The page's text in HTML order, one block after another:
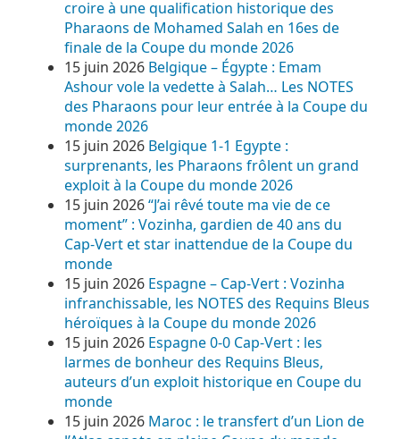
croire à une qualification historique des
Pharaons de Mohamed Salah en 16es de
finale de la Coupe du monde 2026
15 juin 2026 Belgique – Égypte : Emam
Ashour vole la vedette à Salah… Les NOTES
des Pharaons pour leur entrée à la Coupe du
monde 2026
15 juin 2026 Belgique 1-1 Egypte :
surprenants, les Pharaons frôlent un grand
exploit à la Coupe du monde 2026
15 juin 2026“J’ai rêvé toute ma vie de ce
moment” : Vozinha, gardien de 40 ans du
Cap-Vert et star inattendue de la Coupe du
monde
15 juin 2026 Espagne – Cap-Vert : Vozinha
infranchissable, les NOTES des Requins Bleus
héroïques à la Coupe du monde 2026
15 juin 2026 Espagne 0-0 Cap-Vert : les
larmes de bonheur des Requins Bleus,
auteurs d’un exploit historique en Coupe du
monde
15 juin 2026 Maroc : le transfert d’un Lion de